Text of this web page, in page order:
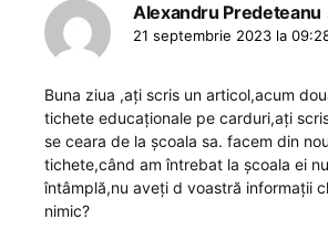
Alexandru Predeteanu
21 septembrie 2023 la
Buna ziua ,ați scris un articol,acum
tichete educaționale pe carduri,ați
se ceara de la școala sa. facem din
tichete,când am întrebat la școala ei
întâmplă,nu aveți d voastră informații
nimic?